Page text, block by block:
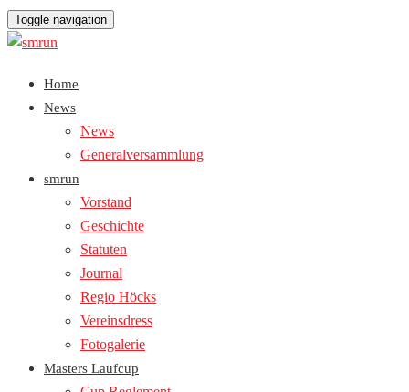
Toggle navigation
Home
News
News
Generalversammlung
smrun
Vorstand
Geschichte
Statuten
Journal
Regio Höcks
Vereinsdress
Fotogalerie
Masters Laufcup